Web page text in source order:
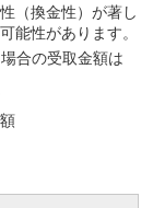
（換金性）が著し
能性があります。
合の受取金額は